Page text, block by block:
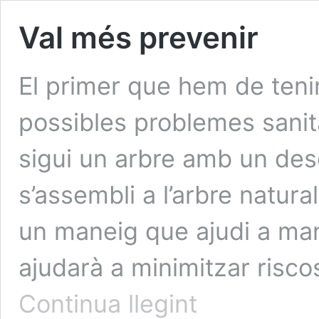
Val més prevenir
El primer que hem de
possibles problemes
sigui un arbre amb un
s’assembli a l’arbre
un maneig que ajudi a
ajudarà a minimitzar
Continua llegint